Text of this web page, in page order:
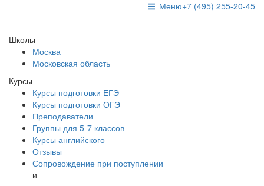
+7 (495) 255-20-45
Меню
Школы
Москва
Московская область
Курсы
Курсы подготовки ЕГЭ
Курсы подготовки ОГЭ
Преподаватели
Группы для 5-7 классов
Курсы английского
Отзывы
Сопровождение при поступлении
и